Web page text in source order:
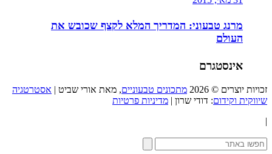
מרנג טבעוני: המדריך המלא לקצף שכובש את
העולם
אינסטגרם
זכויות יוצרים © 2026 מתכונים טבעוניים, מאת אורי שביט | אסטרטגיה
שיווקית וקידום: דודי שרון | מדיניות פרטיות
|